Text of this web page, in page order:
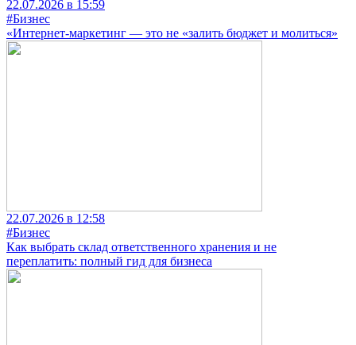
22.07.2026 в 15:59
#Бизнес
«Интернет-маркетинг — это не «залить бюджет и молиться»
22.07.2026 в 12:58
#Бизнес
Как выбрать склад ответственного хранения и не
переплатить: полный гид для бизнеса